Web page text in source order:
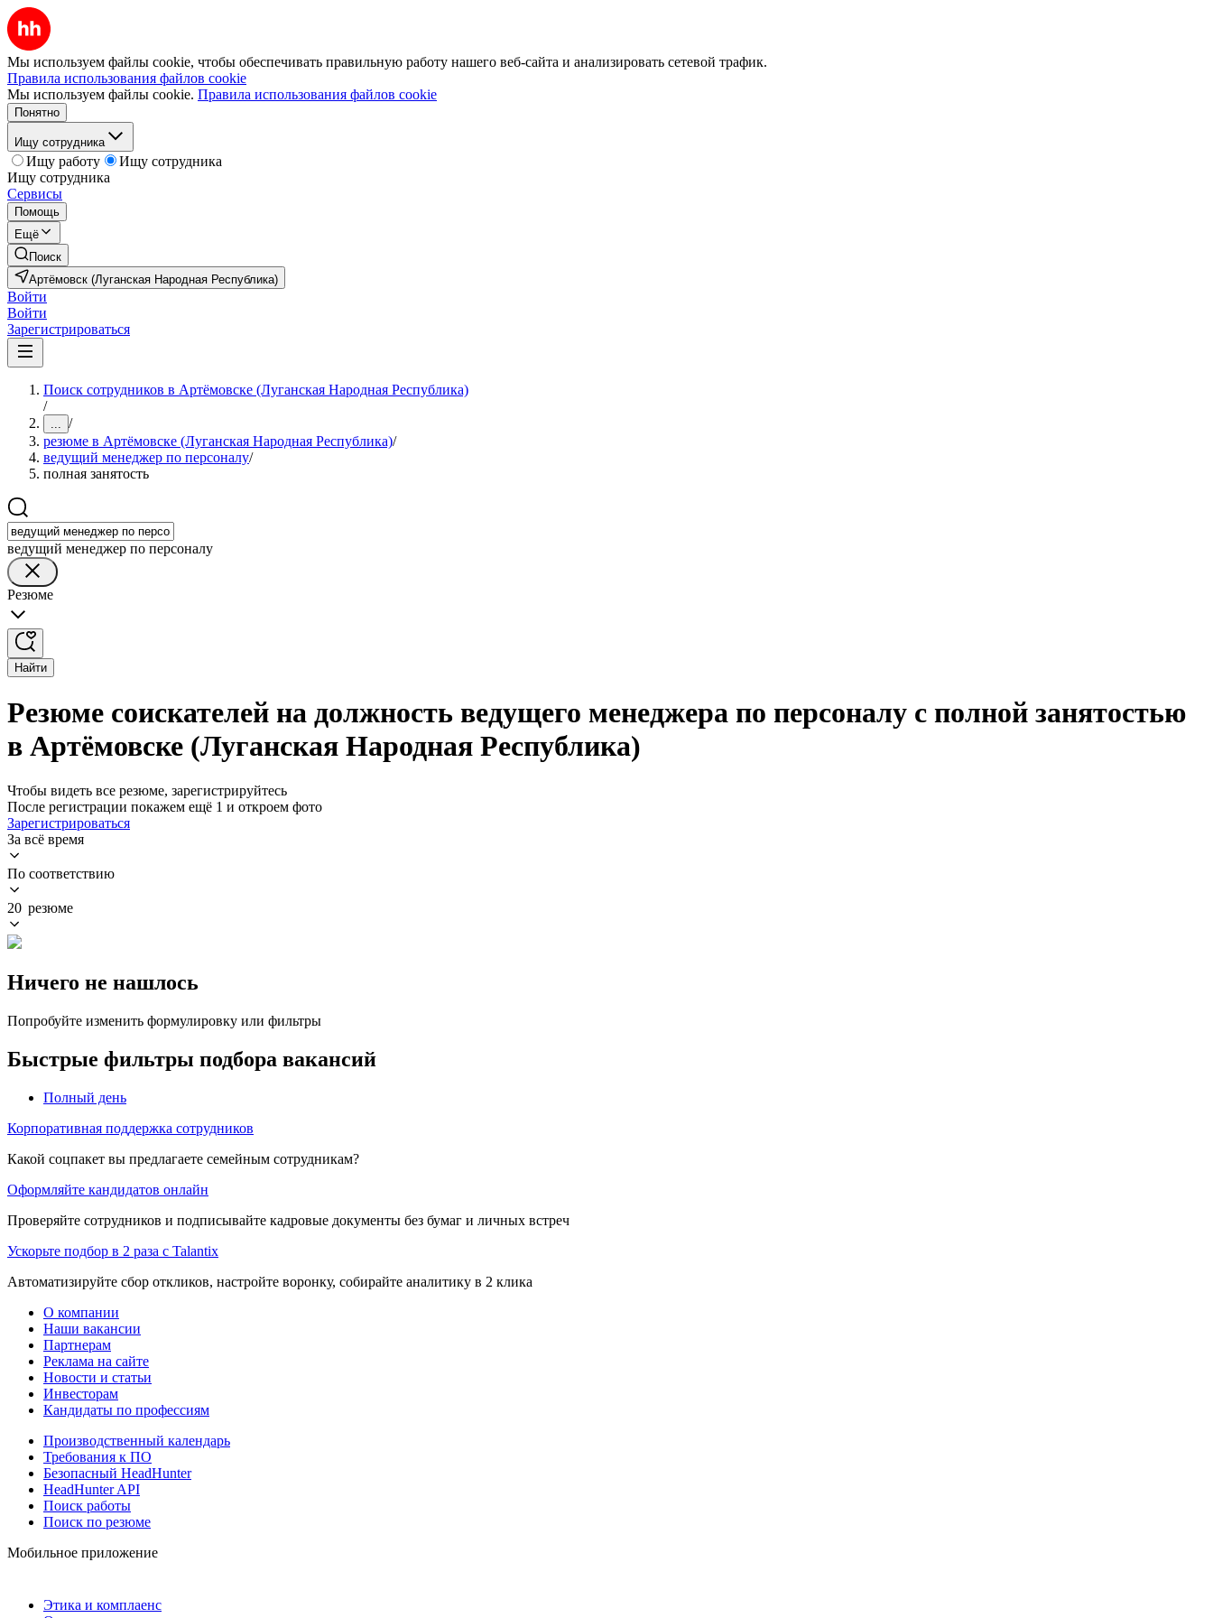
Мы используем файлы cookie, чтобы обеспечивать правильную работу нашего веб-сайта и анализировать сетевой трафик.
Правила использования файлов cookie
Мы используем файлы cookie. Правила использования файлов cookie
Понятно
Ищу сотрудника
Ищу работу
Ищу сотрудника
Ищу сотрудника
Сервисы
Помощь
Ещё
Поиск
Артёмовск (Луганская Народная Республика)
Войти
Войти
Зарегистрироваться
Поиск сотрудников в Артёмовске (Луганская Народная Республика)
/
... /
резюме в Артёмовске (Луганская Народная Республика)/
ведущий менеджер по персоналу/
полная занятость
ведущий менеджер по персоналу
Резюме
Найти
Резюме соискателей на должность ведущего менеджера по персоналу с полной занятостью
в Артёмовске (Луганская Народная Республика)
Чтобы видеть все резюме, зарегистрируйтесь
После регистрации покажем ещё 1 и откроем фото
Зарегистрироваться
За всё время
По соответствию
20 резюме
Ничего не нашлось
Попробуйте изменить формулировку или фильтры
Быстрые фильтры подбора вакансий
Полный день
Корпоративная поддержка сотрудников
Какой соцпакет вы предлагаете семейным сотрудникам?
Оформляйте кандидатов онлайн
Проверяйте сотрудников и подписывайте кадровые документы без бумаг и личных встреч
Ускорьте подбор в 2 раза с Talantix
Автоматизируйте сбор откликов, настройте воронку, собирайте аналитику в 2 клика
О компании
Наши вакансии
Партнерам
Реклама на сайте
Новости и статьи
Инвесторам
Кандидаты по профессиям
Производственный календарь
Требования к ПО
Безопасный HeadHunter
HeadHunter API
Поиск работы
Поиск по резюме
Мобильное приложение
Этика и комплаенс